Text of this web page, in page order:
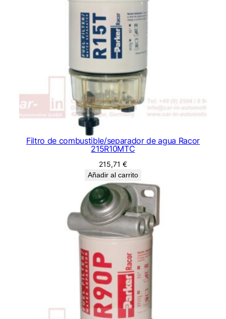
Filtro de combustible/separador de agua Racor
215R10MTC
215,71 €
Añadir al carrito